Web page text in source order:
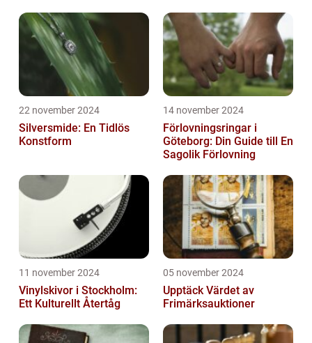
22 november 2024
Silversmide: En Tidlös
Konstform
14 november 2024
Förlovningsringar i
Göteborg: Din Guide till En
Sagolik Förlovning
11 november 2024
Vinylskivor i Stockholm:
Ett Kulturellt Återtåg
05 november 2024
Upptäck Värdet av
Frimärksauktioner